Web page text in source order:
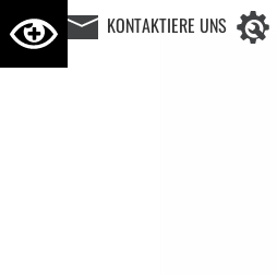
KONTAKTIERE UNS